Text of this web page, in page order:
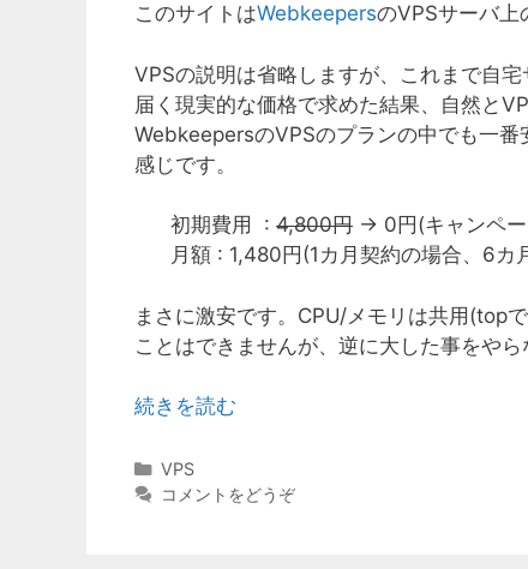
このサイトはWebkeepersのVPSサーバ上
VPSの説明は省略しますが、これまで自
届く現実的な価格で求めた結果、自然と
WebkeepersのVPSのプランの中でも一
感じです。
初期費用 : 4,800円 → 0円(キャンペ
月額 : 1,480円(1カ月契約の場合、6カ
まさに激安です。CPU/メモリは共用(top
ことはできませんが、逆に大した事をや
続きを読む
カ
テ
VPS
コメントをどうぞ